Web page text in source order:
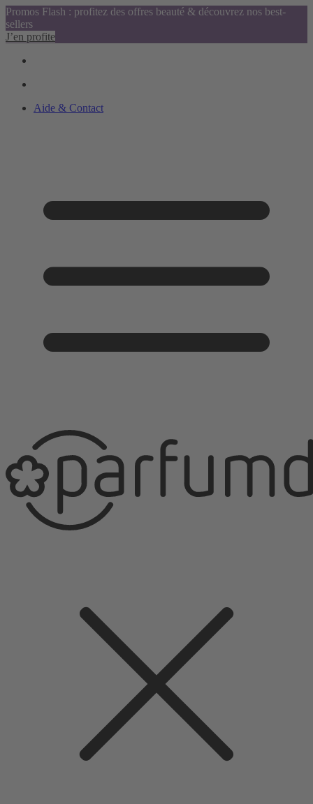
Promos Flash : profitez des offres beauté & découvrez nos best-
sellers
J’en profite
Aide & Contact